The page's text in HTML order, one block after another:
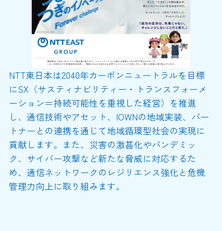
NTT東日本は2040年カーボンニュートラルを目標
にSX（サスティナビリティー・トランスフォーメ
ーション＝持続可能性を重視した経営）を推進
し、通信技術やアセット、IOWNの地域実装、パー
トナーとの連携を通じて地域循環型社会の実現に
貢献します。また、災害の激甚化やパンデミッ
ク、サイバー攻撃など新たな脅威に対応するた
め、通信ネットワークのレジリエンス強化と危機
管理力向上に取り組みます。